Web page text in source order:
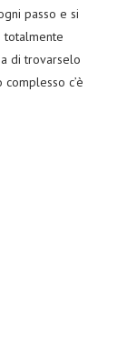
passo e si
totalmente
di trovarselo
c’è